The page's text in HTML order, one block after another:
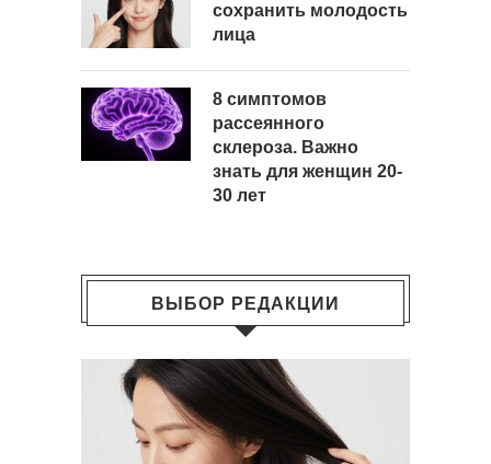
сохранить молодость
лица
8 симптомов
рассеянного
склероза. Важно
знать для женщин 20-
30 лет
ВЫБОР РЕДАКЦИИ